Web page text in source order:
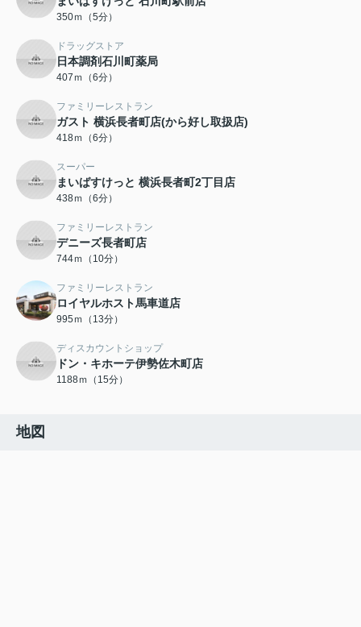
350ｍ（5分）
ドラッグストア
日本調剤石川町薬局
407ｍ（6分）
ファミリーレストラン
ガスト 横浜長者町店(から好し取扱店)
418ｍ（6分）
スーパー
まいばすけっと 横浜長者町2丁目店
438ｍ（6分）
ファミリーレストラン
デニーズ長者町店
744ｍ（10分）
ファミリーレストラン
ロイヤルホスト馬車道店
995ｍ（13分）
ディスカウントショップ
ドン・キホーテ伊勢佐木町店
1188ｍ（15分）
地図